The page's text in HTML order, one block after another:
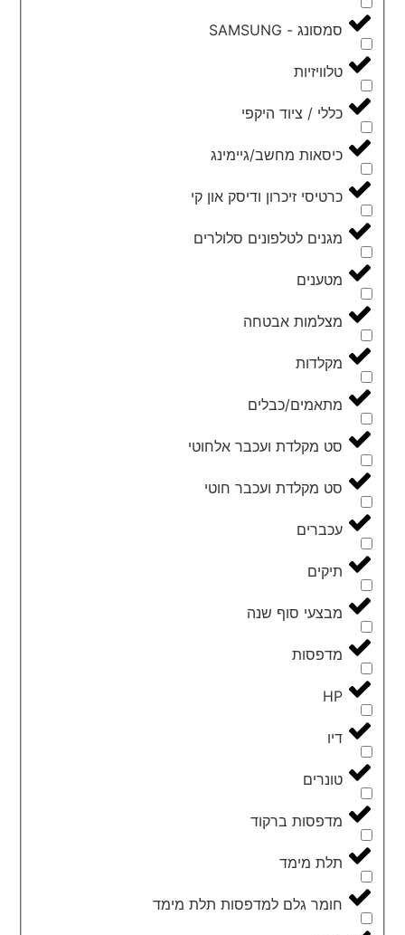
סמסונג - SAMSUNG
טלוויזיות
כללי / ציוד היקפי
כיסאות מחשב/גיימינג
כרטיסי זיכרון ודיסק און קי
מגנים לטלפונים סלולרים
מטענים
מצלמות אבטחה
מקלדות
מתאמים/כבלים
סט מקלדת ועכבר אלחוטי
סט מקלדת ועכבר חוטי
עכברים
תיקים
מבצעי סוף שנה
מדפסות
HP
דיו
טונרים
מדפסות ברקוד
תלת מימד
חומר גלם למדפסות תלת מימד